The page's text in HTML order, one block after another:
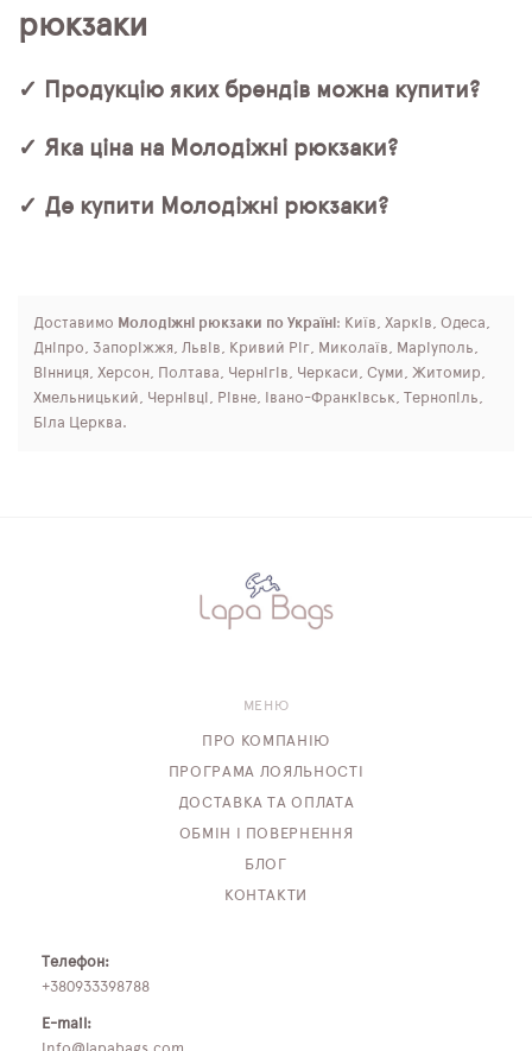
рюкзаки
✓ Продукцію яких брендів можна купити?
✓ Яка ціна на Молодіжні рюкзаки?
✓ Де купити Молодіжні рюкзаки?
Доставимо Молодіжні рюкзаки по Україні : Київ, Харків, Одеса,
Дніпро, Запоріжжя, Львів, Кривий Ріг, Миколаїв, Маріуполь,
Вінниця, Херсон, Полтава, Чернігів, Черкаси, Суми, Житомир,
Хмельницький, Чернівці, Рівне, Івано-Франківськ, Тернопіль,
Біла Церква.
МЕНЮ
ПРО КОМПАНІЮ
ПРОГРАМА ЛОЯЛЬНОСТІ
ДОСТАВКА ТА ОПЛАТА
ОБМІН І ПОВЕРНЕННЯ
БЛОГ
КОНТАКТИ
Телефон:
+380933398788
E-mail: